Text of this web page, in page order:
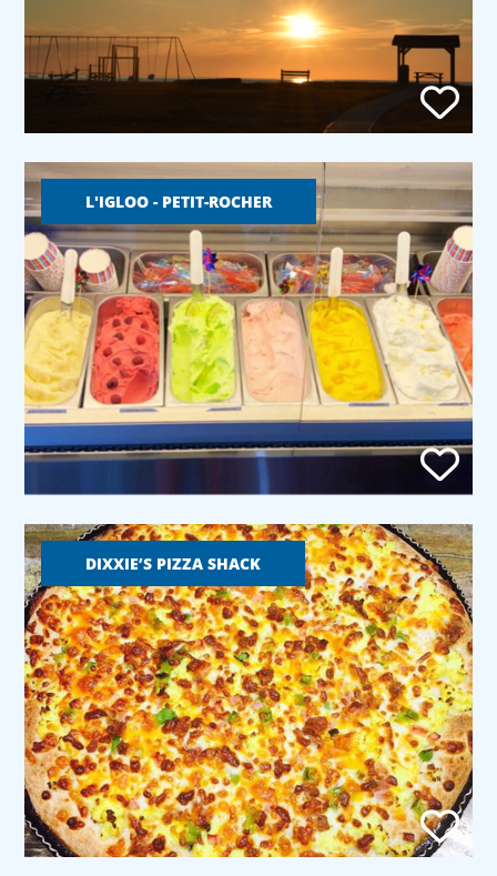
L'IGLOO - PETIT-ROCHER
DIXXIE’S PIZZA SHACK